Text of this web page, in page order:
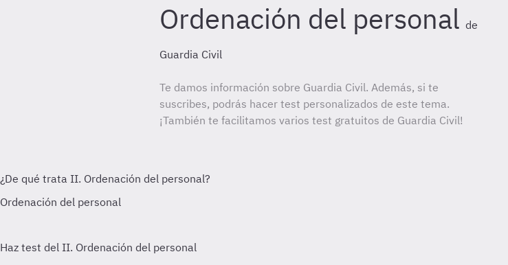
Ordenación del personal de
Guardia Civil
Te damos información sobre Guardia Civil. Además, si te
suscribes, podrás hacer test personalizados de este tema.
¡También te facilitamos varios test gratuitos de Guardia Civil!